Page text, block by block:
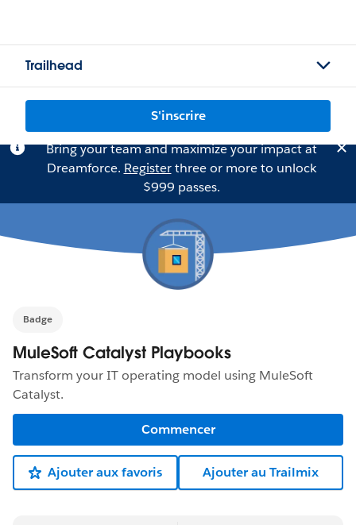
Trailhead
S'inscrire
Bring your team and maximize your impact at
Dreamforce. Registerthree or more to unlock
$999 passes.
Badge
MuleSoft Catalyst Playbooks
Transform your IT operating model using MuleSoft
Catalyst.
Commencer
Ajouter aux favoris Ajouter au Trailmix